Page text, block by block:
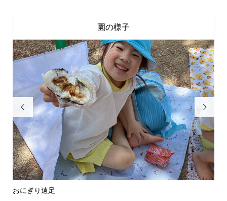
園の様子

おにぎり遠足
